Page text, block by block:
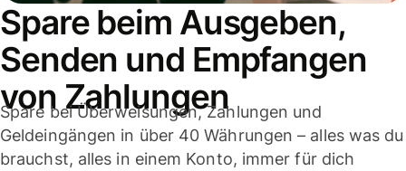
Spare beim Ausgeben,
Senden und Empfangen
von Zahlungen
Spare bei Überweisungen, Zahlungen und
Geldeingängen in über 40 Währungen – alles was du
brauchst, alles in einem Konto, immer für dich